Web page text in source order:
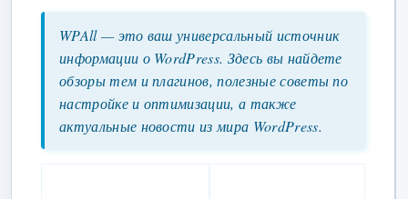
WPAll — это ваш универсальный источник
информации о WordPress. Здесь вы найдете
обзоры тем и плагинов, полезные советы по
настройке и оптимизации, а также
актуальные новости из мира WordPress.